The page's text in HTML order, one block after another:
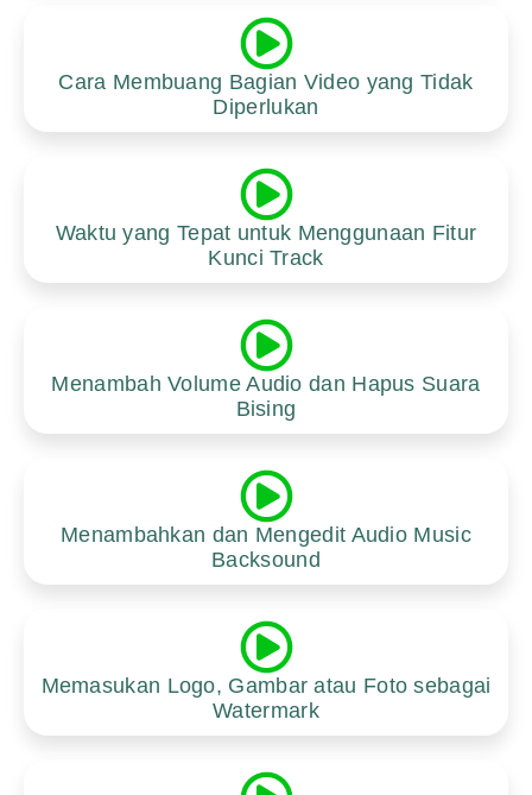
Cara Membuang Bagian Video yang Tidak
Diperlukan
Waktu yang Tepat untuk Menggunaan Fitur
Kunci Track
Menambah Volume Audio dan Hapus Suara
Bising
Menambahkan dan Mengedit Audio Music
Backsound
Memasukan Logo, Gambar atau Foto sebagai
Watermark